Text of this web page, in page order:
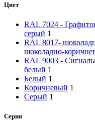
Цвет
RAL 7024 -
серый 1
RAL 8017-
шоколадно-
RAL 9003 -
белый 1
Белый 1
Коричневый 1
Серый 1
Серия